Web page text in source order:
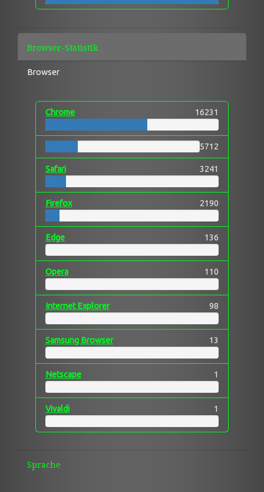
Browser-Statistik
Browser
Chrome 16231
5712
Safari 3241
Firefox 2190
Edge 136
Opera 110
Internet Explorer 98
Samsung Browser 13
Netscape 1
Vivaldi 1
Sprache